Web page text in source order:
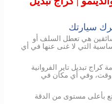
سيارتك
هي تعطل السلف أو
التي لا غنى عنها في أي
تبديل تاير الفروانية
وقت، وفي أي مكان في
بأعلى مستوى من الدقة